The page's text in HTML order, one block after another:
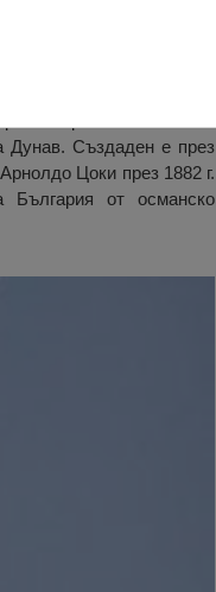
от където се открива
на реката
Дунав. Създаден е през
Цоки през 1882 г.
България от османско